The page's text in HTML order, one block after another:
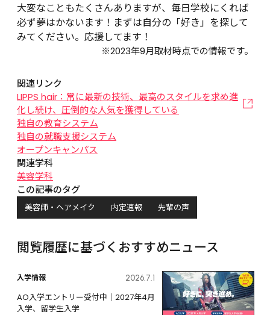
大変なこともたくさんありますが、毎日学校にくれば
必ず夢はかないます！まずは自分の「好き」を探して
みてください。応援してます！
※2023年9月取材時点での情報です。
関連リンク
LIPPS hair：常に最新の技術、最高のスタイルを求め進
化し続け、圧倒的な人気を獲得している
独自の教育システム
独自の就職支援システム
オープンキャンパス
関連学科
美容学科
この記事のタグ
美容師・ヘアメイク 内定速報 先輩の声
閲覧履歴に基づくおすすめニュース
入学情報 2026.7.1
AO入学エントリー受付中｜2027年4月
入学、留学生入学